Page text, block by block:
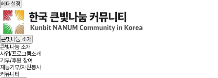
헤더설정
큰빛나눔 소개
큰빛나눔 소개
사업/프로그램소개
기부/후원 참여
재능기부/자원봉사
커뮤니티